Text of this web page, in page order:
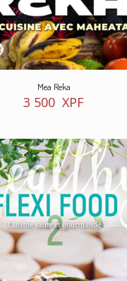
Mea Reka
3 500 XPF